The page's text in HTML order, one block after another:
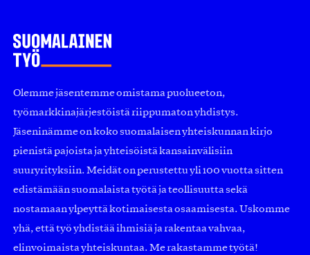
Olemme jäsentemme omistama puolueeton,
työmarkkinajärjestöistä riippumaton yhdistys.
Jäseninämme on koko suomalaisen yhteiskunnan kirjo
pienistä pajoista ja yhteisöistä kansainvälisiin
suuryrityksiin. Meidät on perustettu yli 100 vuotta sitten
edistämään suomalaista työtä ja teollisuutta sekä
nostamaan ylpeyttä kotimaisesta osaamisesta. Uskomme
yhä, että työ yhdistää ihmisiä ja rakentaa vahvaa,
elinvoimaista yhteiskuntaa. Me rakastamme työtä!